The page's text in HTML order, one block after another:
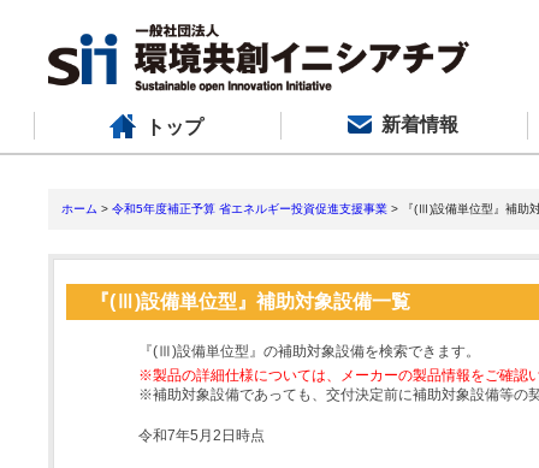
トップ 新着情報
ホーム > 令和5年度補正予算 省エネルギー投資促進支援事業 > 『(Ⅲ)設備単位型』補助
『(Ⅲ)設備単位型』補助対象設備一覧
『(Ⅲ)設備単位型』の補助対象設備を検索できます。
※製品の詳細仕様については、メーカーの製品情報をご確認
※補助対象設備であっても、交付決定前に補助対象設備等の
令和7年5月2日時点